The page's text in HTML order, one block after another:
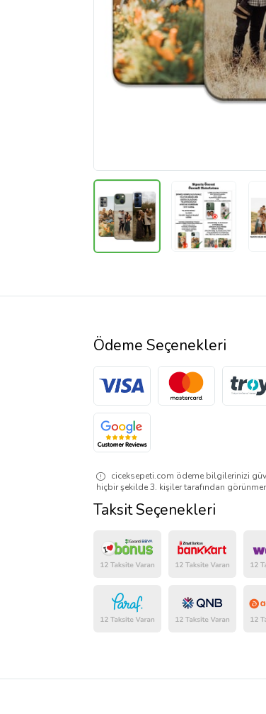
Ödeme Seçenekleri
ciceksepeti.com ödeme bilgilerinizi
hiçbir şekilde 3. kişiler tarafından
Taksit Seçenekleri